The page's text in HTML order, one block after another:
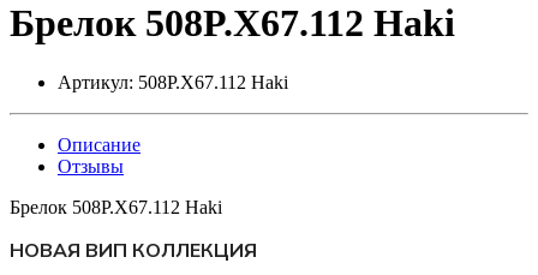
Брелок 508P.X67.112 Haki
Артикул: 508P.X67.112 Haki
Описание
Отзывы
Брелок 508P.X67.112 Haki
НОВАЯ ВИП КОЛЛЕКЦИЯ